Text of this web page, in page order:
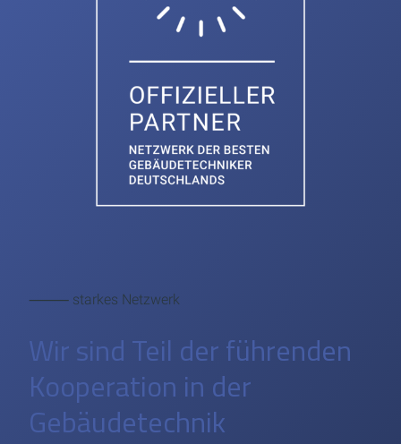
⸻ starkes Netzwerk
Wir sind Teil der führenden
Kooperation in der
Gebäudetechnik